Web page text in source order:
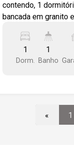
contendo, 1
bancada em granito
com bancada em
uma área de
louça instalado, 1
1
Dorm.
1
Banho
« 1